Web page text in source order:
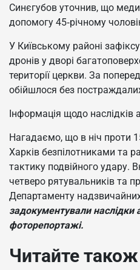
Синєгубов уточнив, що
допомогу 45‑річному
У Київському районі
дронів у дворі
території церкви. За
обійшлося без
Інформація щодо наслідків
Нагадаємо, що в ніч проти
Харків безпілотниками та
тактику подвійного удару.
четверо рятувальників та
Департаменту
задокументували наслідки
фоторепортажі.
Читайте також